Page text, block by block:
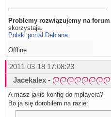
Problemy rozwiązujemy na forum
skorzystają.
Polski portal Debiana
Offline
2011-03-18 17:08:23
Jacekalex -
A masz jakiś konfig do mplayera?
Bo ja się dorobiłem na razie: